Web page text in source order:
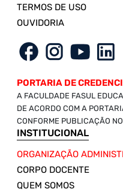
TERMOS DE USO
OUVIDORIA
PORTARIA DE
A FACULDADE FASUL
DE ACORDO COM A
CONFORME PUBLICAÇÃO
INSTITUCIONAL
ORGANIZAÇÃO
CORPO DOCENTE
QUEM SOMOS